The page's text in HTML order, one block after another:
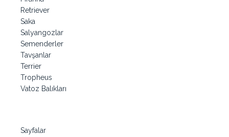
Retriever
Saka
Salyangozlar
Semenderler
Tavşanlar
Terrier
Tropheus
Vatoz Balıkları
Sayfalar